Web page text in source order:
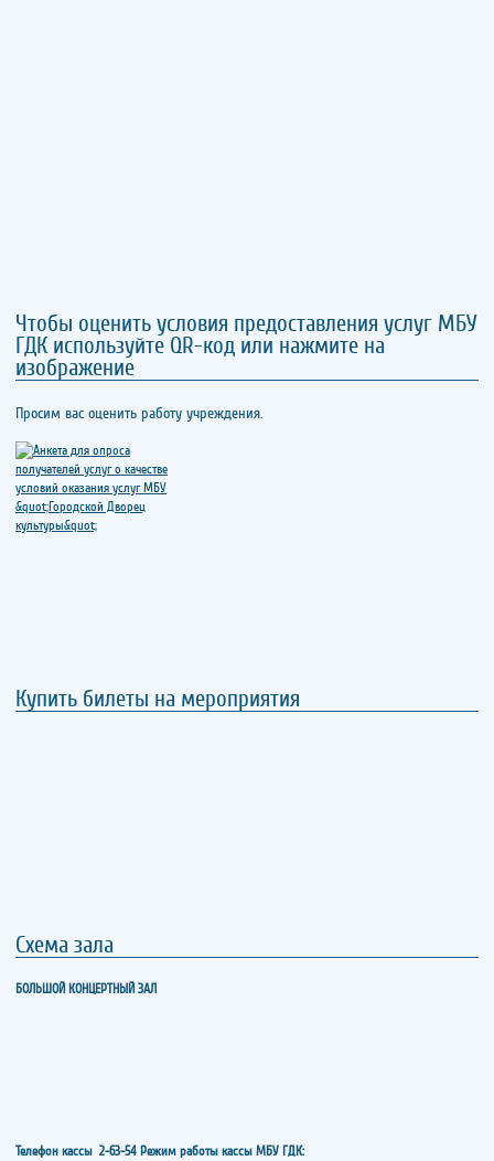
Чтобы оценить условия предоставления услуг МБУ
ГДК используйте QR-код или нажмите на
изображение
Просим вас оценить работу учреждения.
Купить билеты на мероприятия
Схема зала
БОЛЬШОЙ КОНЦЕРТНЫЙ ЗАЛ
Телефон кассы 2-63-54 Режим работы кассы МБУ ГДК: